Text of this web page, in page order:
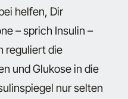
helfen, Dir
– sprich Insulin –
reguliert die
und Glukose in die
nur selten